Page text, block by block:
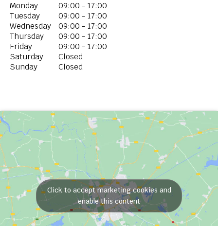
Monday
09:00 - 17:00
Tuesday
09:00 - 17:00
Wednesday
09:00 - 17:00
Thursday
09:00 - 17:00
Friday
09:00 - 17:00
Saturday
Closed
Sunday
Closed
Click to accept marketing cookies and
enable this content